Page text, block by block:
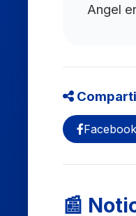
Angel
Facebook
📰